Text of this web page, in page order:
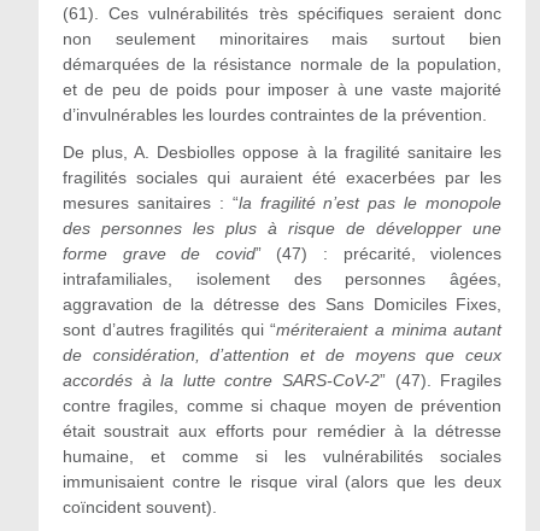
(61). Ces vulnérabilités très spécifiques seraient donc
non seulement minoritaires mais surtout bien
démarquées de la résistance normale de la population,
et de peu de poids pour imposer à une vaste majorité
d’invulnérables les lourdes contraintes de la prévention.
De plus, A. Desbiolles oppose à la fragilité sanitaire les
fragilités sociales qui auraient été exacerbées par les
mesures sanitaires : “la fragilité n’est pas le monopole
des personnes les plus à risque de développer une
forme grave de covid” (47) : précarité, violences
intrafamiliales, isolement des personnes âgées,
aggravation de la détresse des Sans Domiciles Fixes,
sont d’autres fragilités qui “mériteraient a minima autant
de considération, d’attention et de moyens que ceux
accordés à la lutte contre SARS-CoV-2” (47). Fragiles
contre fragiles, comme si chaque moyen de prévention
était soustrait aux efforts pour remédier à la détresse
humaine, et comme si les vulnérabilités sociales
immunisaient contre le risque viral (alors que les deux
coïncident souvent).